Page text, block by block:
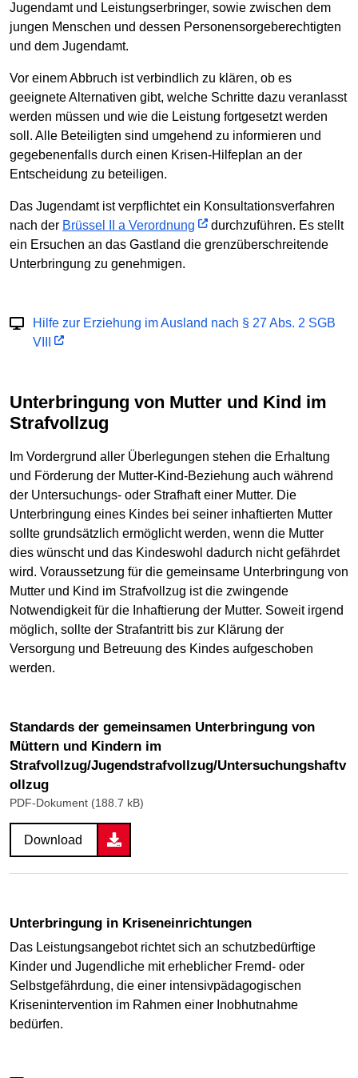
Jugendamt und Leistungserbringer, sowie zwischen dem
jungen Menschen und dessen Personensorgeberechtigten
und dem Jugendamt.
Vor einem Abbruch ist verbindlich zu klären, ob es
geeignete Alternativen gibt, welche Schritte dazu veranlasst
werden müssen und wie die Leistung fortgesetzt werden
soll. Alle Beteiligten sind umgehend zu informieren und
gegebenenfalls durch einen Krisen-Hilfeplan an der
Entscheidung zu beteiligen.
Das Jugendamt ist verpflichtet ein Konsultationsverfahren
nach der Brüssel II a Verordnung
durchzuführen. Es stellt
ein Ersuchen an das Gastland die grenzüberschreitende
Unterbringung zu genehmigen.
Hilfe zur Erziehung im Ausland nach § 27 Abs. 2 SGB
VIII
Unterbringung von Mutter und Kind im
Strafvollzug
Im Vordergrund aller Überlegungen stehen die Erhaltung
und Förderung der Mutter-Kind-Beziehung auch während
der Untersuchungs- oder Strafhaft einer Mutter. Die
Unterbringung eines Kindes bei seiner inhaftierten Mutter
sollte grundsätzlich ermöglicht werden, wenn die Mutter
dies wünscht und das Kindeswohl dadurch nicht gefährdet
wird. Voraussetzung für die gemeinsame Unterbringung von
Mutter und Kind im Strafvollzug ist die zwingende
Notwendigkeit für die Inhaftierung der Mutter. Soweit irgend
möglich, sollte der Strafantritt bis zur Klärung der
Versorgung und Betreuung des Kindes aufgeschoben
werden.
Standards der gemeinsamen Unterbringung von
Müttern und Kindern im
Strafvollzug/Jugendstrafvollzug/Untersuchungshaftv
ollzug
PDF-Dokument (188.7 kB)
Download
Unterbringung in Kriseneinrichtungen
Das Leistungsangebot richtet sich an schutzbedürftige
Kinder und Jugendliche mit erheblicher Fremd- oder
Selbstgefährdung, die einer intensivpädagogischen
Krisenintervention im Rahmen einer Inobhutnahme
bedürfen.